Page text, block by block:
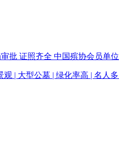
批 证照齐全 中国殡协会员单位
| 大型公墓 | 绿化率高 | 名人多